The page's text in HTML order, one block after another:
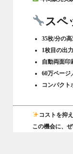
スペ
35枚/分の
1枚目の出
自動両面印
60万ページ
コンパクト
コストを抑
この機会に、